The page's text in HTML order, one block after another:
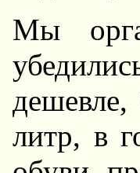
Мы
литр, в